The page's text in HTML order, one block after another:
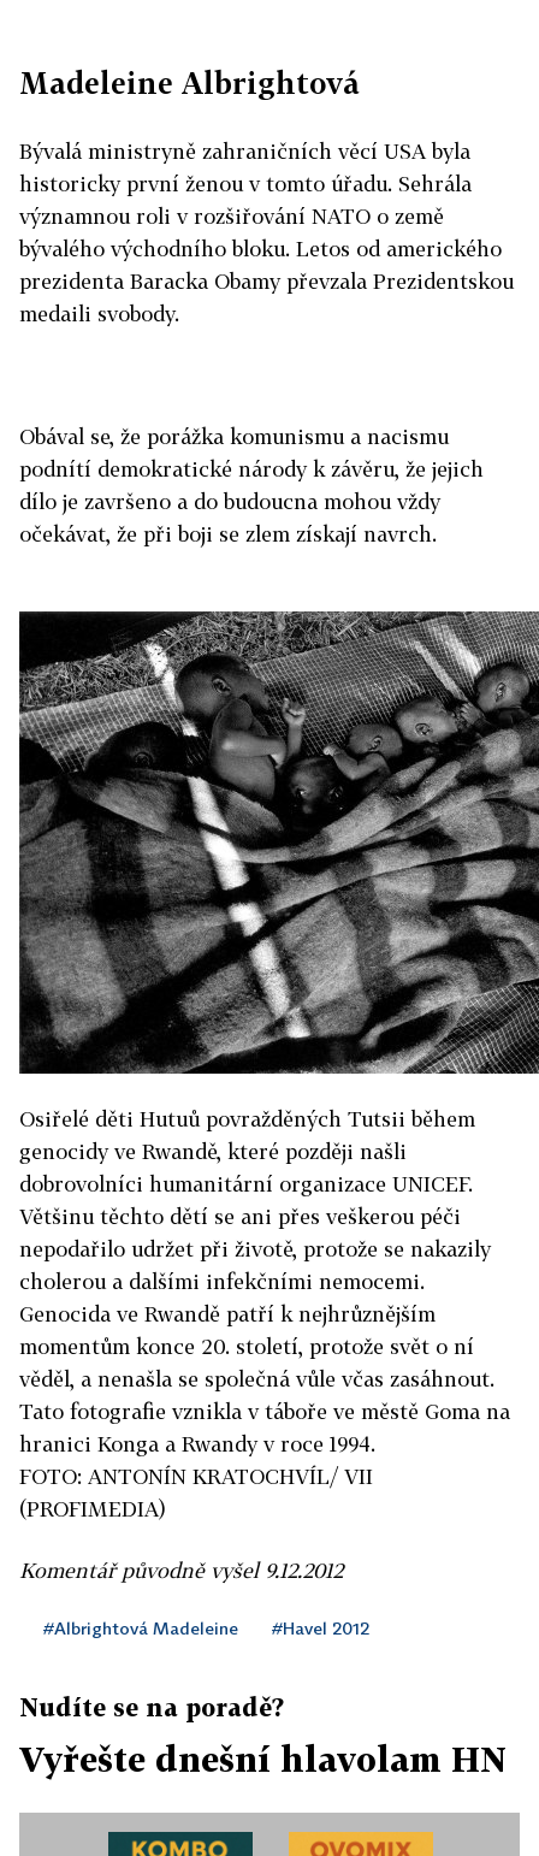
Madeleine Albrightová
Bývalá ministryně zahraničních věcí USA byla
historicky první ženou v tomto úřadu. Sehrála
významnou roli v rozšiřování NATO o země
bývalého východního bloku. Letos od amerického
prezidenta Baracka Obamy převzala Prezidentskou
medaili svobody.
Obával se, že porážka komunismu a nacismu
podnítí demokratické národy k závěru, že jejich
dílo je završeno a do budoucna mohou vždy
očekávat, že při boji se zlem získají navrch.
Osiřelé děti Hutuů povražděných Tutsii během
genocidy ve Rwandě, které později našli
dobrovolníci humanitární organizace UNICEF.
Většinu těchto dětí se ani přes veškerou péči
nepodařilo udržet při životě, protože se nakazily
cholerou a dalšími infekčními nemocemi.
Genocida ve Rwandě patří k nejhrůznějším
momentům konce 20. století, protože svět o ní
věděl, a nenašla se společná vůle včas zasáhnout.
Tato fotografie vznikla v táboře ve městě Goma na
hranici Konga a Rwandy v roce 1994.
FOTO: ANTONÍN KRATOCHVÍL/ VII
(PROFIMEDIA)
Komentář původně vyšel 9.12.2012
#Albrightová Madeleine #Havel 2012
Nudíte se na poradě?
Vyřešte dnešní hlavolam HN